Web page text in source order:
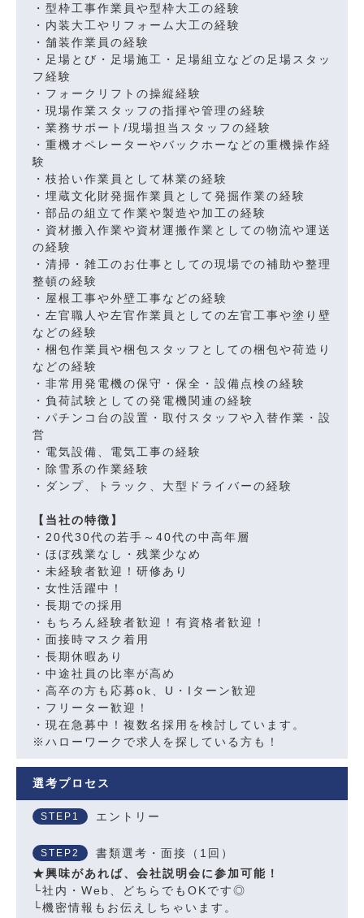
・型枠工事作業員や型枠大工の経験
・内装大工やリフォーム大工の経験
・舗装作業員の経験
・足場とび・足場施工・足場組立などの足場スタッ
フ経験
・フォークリフトの操縦経験
・現場作業スタッフの指揮や管理の経験
・業務サポート/現場担当スタッフの経験
・重機オペレーターやバックホーなどの重機操作経
験
・枝拾い作業員として林業の経験
・埋蔵文化財発掘作業員として発掘作業の経験
・部品の組立て作業や製造や加工の経験
・資材搬入作業や資材運搬作業としての物流や運送
の経験
・清掃・雑工のお仕事としての現場での補助や整理
整頓の経験
・屋根工事や外壁工事などの経験
・左官職人や左官作業員としての左官工事や塗り壁
などの経験
・梱包作業員や梱包スタッフとしての梱包や荷造り
などの経験
・非常用発電機の保守・保全・設備点検の経験
・負荷試験としての発電機関連の経験
・パチンコ台の設置・取付スタッフや入替作業・設
営
・電気設備、電気工事の経験
・除雪系の作業経験
・ダンプ、トラック、大型ドライバーの経験
【当社の特徴】
・20代30代の若手～40代の中高年層
・ほぼ残業なし・残業少なめ
・未経験者歓迎！研修あり
・女性活躍中！
・長期での採用
・もちろん経験者歓迎！有資格者歓迎！
・面接時マスク着用
・長期休暇あり
・中途社員の比率が高め
・高卒の方も応募ok、U・Iターン歓迎
・フリーター歓迎！
・現在急募中！複数名採用を検討しています。
※ハローワークで求人を探している方も！
選考プロセス
STEP1 エントリー
STEP2
書類選考・面接（1回）
★興味があれば、会社説明会に参加可能！
└社内・Web、どちらでもOKです◎
└機密情報もお伝えしちゃいます。